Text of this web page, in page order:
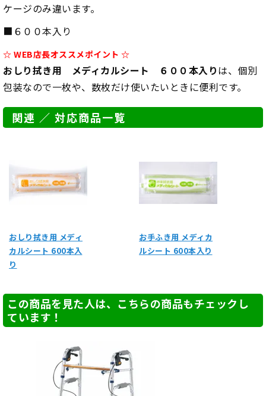
ケージのみ違います。
■６００本入り
☆ WEB店長オススメポイント ☆
おしり拭き用 メディカルシート ６００本入りは、個別
包装なので一枚や、数枚だけ使いたいときに便利です。
関連 ／ 対応商品一覧
おしり拭き用 メディ
カルシート 600本入
り
お手ふき用 メディカ
ルシート 600本入り
この商品を見た人は、こちらの商品もチェックし
ています！